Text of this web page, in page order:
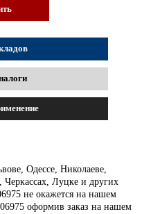
Одессе, Николаеве,
Черкассах, Луцке и других
не окажется на нашем
оформив заказ на нашем